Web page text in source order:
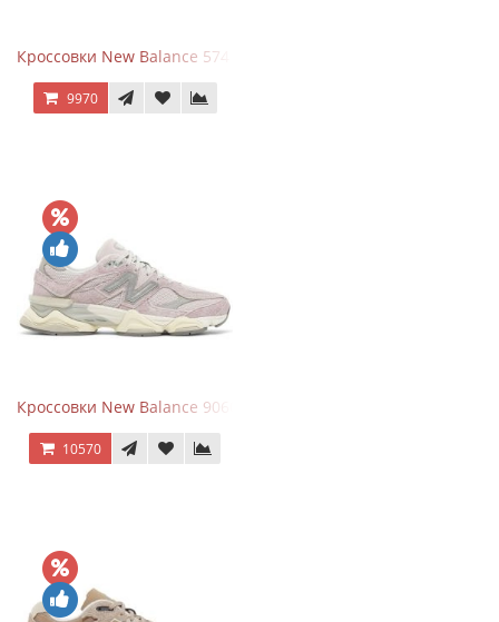
Кроссовки New Balance 574 Navy Grey
9970
Кроссовки New Balance 9060 December Sky
10570